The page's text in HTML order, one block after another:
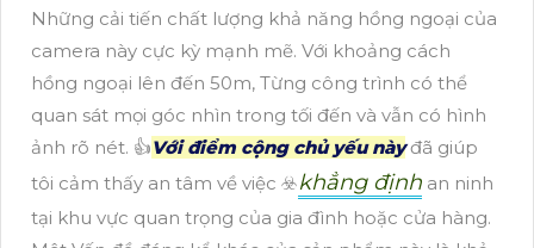
Những cải tiến chất lượng khả năng hồng ngoại của
camera này cực kỳ mạnh mẽ. Với khoảng cách
hồng ngoại lên đến 50m, Từng công trình có thể
quan sát mọi góc nhìn trong tối đến và vẫn có hình
ảnh rõ nét. 👍Với điểm cộng chủ yếu nàyđã giúp
tôi cảm thấy an tâm về việc ☣️khẳng định an ninh
tại khu vực quan trọng của gia đình hoặc cửa hàng.